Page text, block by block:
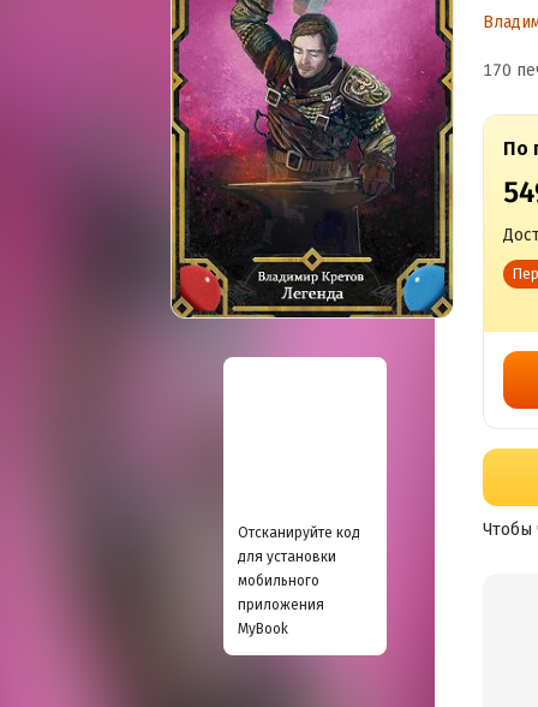
Отсканируйте код
для установки
мобильного
приложения
MyBook
170
По
Чтобы